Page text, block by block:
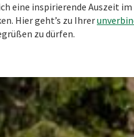
eine inspirierende Auszeit
Hier geht’s zu Ihrer
zu dürfen.